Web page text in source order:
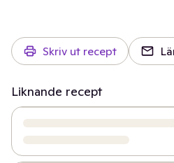
Skriv ut recept
Liknande recept